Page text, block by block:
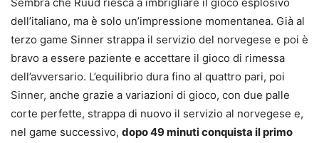
dell’italiano, ma è solo un’impressione momentanea. Già al
terzo game Sinner strappa il servizio del norvegese e poi è
bravo a essere paziente e accettare il gioco di rimessa
dell’avversario. L’equilibrio dura fino al quattro pari, poi
Sinner, anche grazie a variazioni di gioco, con due palle
corte perfette, strappa di nuovo il servizio al norvegese e,
nel game successivo, dopo 49 minuti conquista il primo